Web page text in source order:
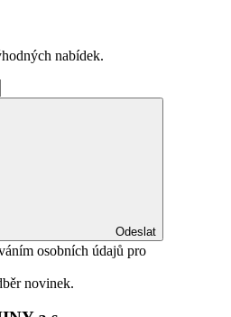
nabídek.
Odeslat
osobních údajů pro
novinek.